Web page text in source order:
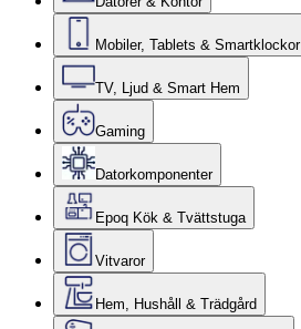
Mobiler, Tablets & Smartklockor
TV, Ljud & Smart Hem
Gaming
Datorkomponenter
Epoq Kök & Tvättstuga
Vitvaror
Hem, Hushåll & Trädgård